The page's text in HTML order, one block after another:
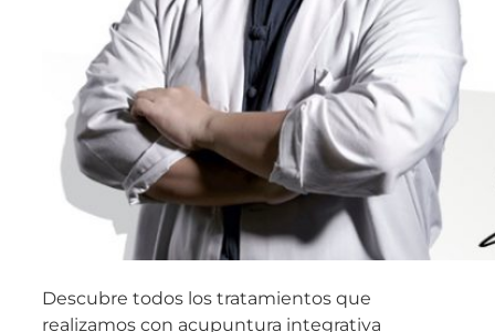
Descubre todos los tratamientos que
realizamos con acupuntura integrativa